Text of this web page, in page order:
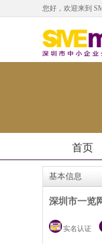
您好，欢迎来到
首页
基本信息
深圳市一览
实名认证